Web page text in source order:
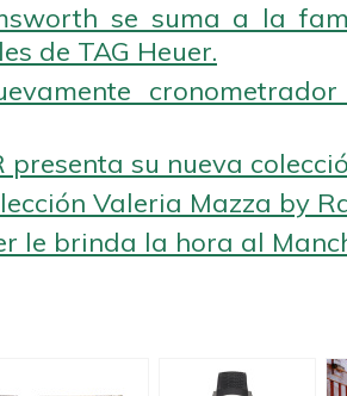
se suma a la
de TAG Heuer.
presenta su nueva
Valeria Mazza by
le brinda la hora al